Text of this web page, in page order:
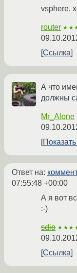
vsphere,
router
Ссылка
А что
должны
Mr_Alone
Ответ на:
07:55:48 +00:00
А я вот
:-)
sdio
Ссылка